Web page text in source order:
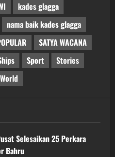
kades glagga
nama baik kades glagga
SATYA WACANA
Sport
Stories
World
Selesaikan 25 Perkara
Bahru